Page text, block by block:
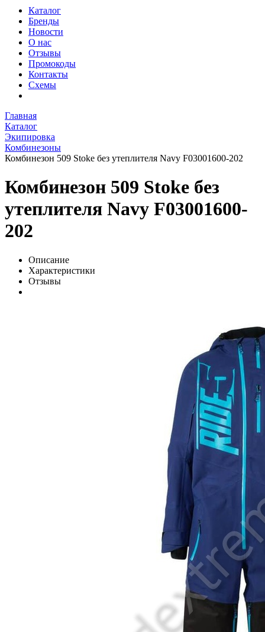
Каталог
Бренды
Новости
О нас
Отзывы
Промокоды
Контакты
Схемы
Главная
Каталог
Экипировка
Комбинезоны
Комбинезон 509 Stoke без утеплителя Navy F03001600-202
Комбинезон 509 Stoke без
утеплителя Navy F03001600-
202
Описание
Характеристики
Отзывы